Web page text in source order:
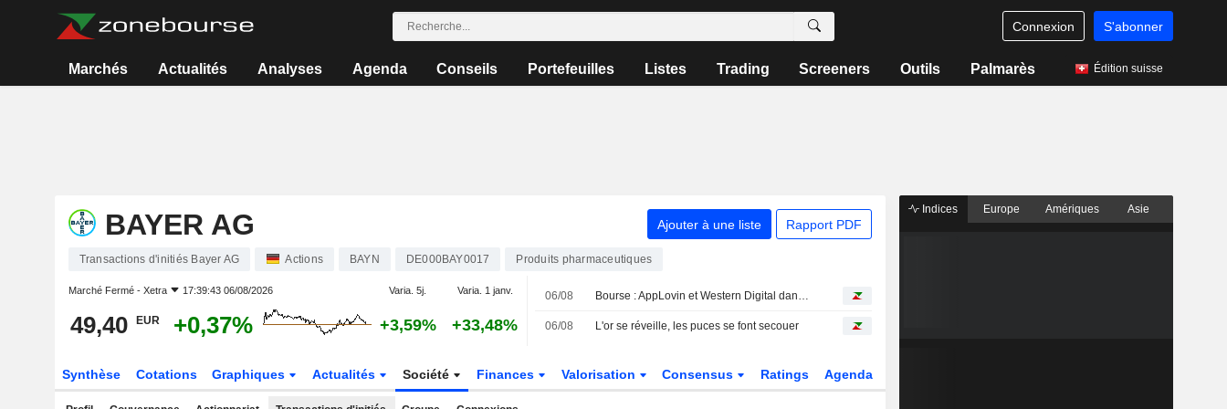
Connexion S'abonner
Marchés Actualités Analyses Agenda Conseils Portefeuilles Listes Trading Screeners Outils Palmarès Édition suisse
BAYER AG Ajouter à une liste Rapport PDF
Transactions d'initiés Bayer AG Actions BAYN DE000BAY0017 Produits pharmaceutiques
Marché Fermé - Xetra 17:39:43 06/08/2026 Varia. 5j. Varia. 1 janv.
49,40 EUR +0,37% +3,59% +33,48%
06/08 Bourse : AppLovin et Western Digital dans le dur, rumeurs sur Vusion
06/08 L'or se réveille, les puces se font secouer
Synthèse Cotations Graphiques Actualités Société Finances Valorisation Consensus Ratings Agenda
Indices Europe Amériques Asie